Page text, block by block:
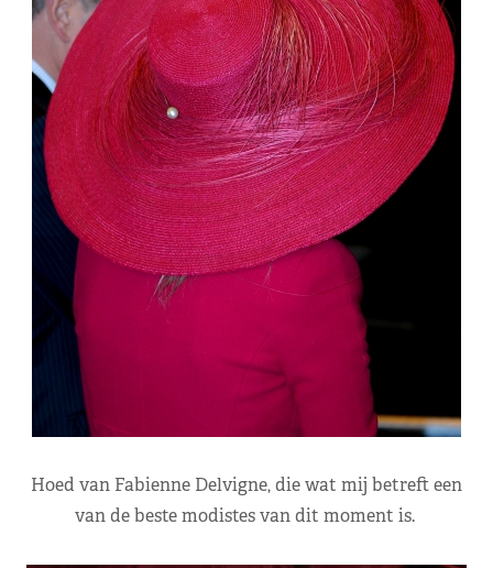
Hoed van Fabienne Delvigne, die wat mij betreft een
van de beste modistes van dit moment is.